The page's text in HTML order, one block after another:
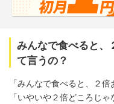
みんなで食べると、
て言うの？
「みんなで食べると、２倍
「いやいや２倍どころじ